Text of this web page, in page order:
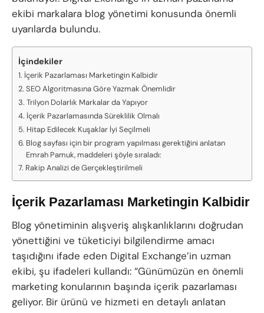
ekibi markalara blog yönetimi konusunda önemli
uyarılarda bulundu.
İçindekiler
İçerik Pazarlaması Marketingin Kalbidir
SEO Algoritmasına Göre Yazmak Önemlidir
Trilyon Dolarlık Markalar da Yapıyor
İçerik Pazarlamasında Süreklilik Olmalı
Hitap Edilecek Kuşaklar İyi Seçilmeli
Blog sayfası için bir program yapılması gerektiğini anlatan
Emrah Pamuk, maddeleri şöyle sıraladı:
Rakip Analizi de Gerçekleştirilmeli
İçerik Pazarlaması Marketingin Kalbidir
Blog yönetiminin alışveriş alışkanlıklarını doğrudan
yönettiğini ve tüketiciyi bilgilendirme amacı
taşıdığını ifade eden Digital Exchange’in uzman
ekibi, şu ifadeleri kullandı: “Günümüzün en önemli
marketing konularının başında içerik pazarlaması
geliyor. Bir ürünü ve hizmeti en detaylı anlatan